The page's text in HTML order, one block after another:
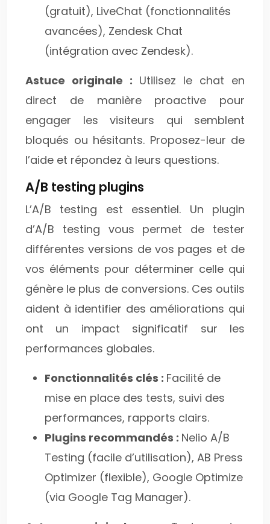
(gratuit), LiveChat (fonctionnalités
avancées), Zendesk Chat
(intégration avec Zendesk).
Astuce originale : Utilisez le chat en
direct de manière proactive pour
engager les visiteurs qui semblent
bloqués ou hésitants. Proposez-leur de
l’aide et répondez à leurs questions.
A/B testing plugins
L’A/B testing est essentiel. Un plugin
d’A/B testing vous permet de tester
différentes versions de vos pages et de
vos éléments pour déterminer celle qui
génère le plus de conversions. Ces outils
aident à identifier des améliorations qui
ont un impact significatif sur les
performances globales.
Fonctionnalités clés : Facilité de
mise en place des tests, suivi des
performances, rapports clairs.
Plugins recommandés : Nelio A/B
Testing (facile d’utilisation), AB Press
Optimizer (flexible), Google Optimize
(via Google Tag Manager).